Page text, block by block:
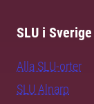
SLU i Sverige
Alla SLU-orter
SLU Alnarp